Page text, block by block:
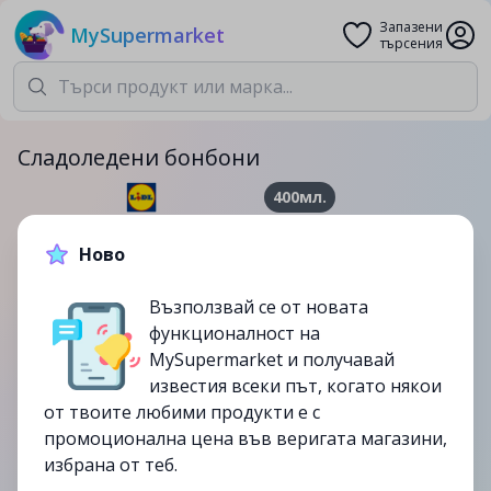
MySupermarket
Запазени
търсения
Сладоледени бонбони
400мл.
4.99лв.
изтекла
Ново
Възползвай се от новата
функционалност на
MySupermarket и получавай
известия всеки път, когато някои
от твоите любими продукти е с
промоционална цена във веригата магазини,
избрана от теб.